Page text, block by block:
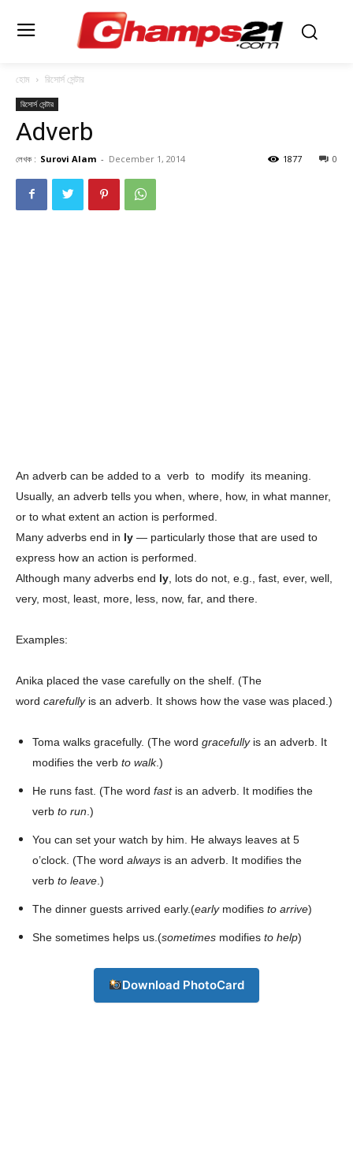
হোম রিসোর্স সেন্টার
রিসোর্স সেন্টার
Adverb
লেখক : Surovi Alam - December 1, 2014 0
1877
An adverb can be added to a verb to modify its meaning.
Usually, an adverb tells you when, where, how, in what manner,
or to what extent an action is performed.
Many adverbs end in ly — particularly those that are used to
express how an action is performed.
Although many adverbs end ly , lots do not, e.g., fast, ever, well,
very, most, least, more, less, now, far, and there.
Examples:
Anika placed the vase carefully on the shelf. (The
word carefullyis an adverb. It shows how the vase was placed.)
Toma walks gracefully. (The word gracefullyis an adverb. It
modifies the verb to walk.)
He runs fast. (The word fastis an adverb. It modifies the
verb to run .)
You can set your watch by him. He always leaves at 5
o’clock. (The word always is an adverb. It modifies the
verb to leave .)
The dinner guests arrived early.(earlymodifies to arrive)
She sometimes helps us.(sometimes modifies to help)
Download PhotoCard